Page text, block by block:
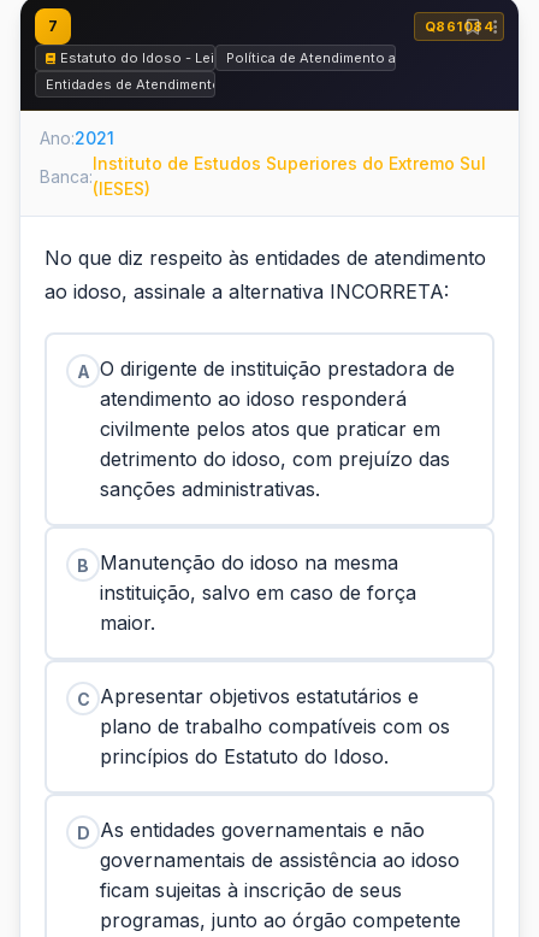
7
Q861084
Estatuto do Idoso - Lei nº 10.741 de 2003Política de Atendimento ao Idoso
Entidades de Atendimento ao Idoso
Ano:2021
Banca:
Instituto de Estudos Superiores do Extremo Sul
(IESES)
No que diz respeito às entidades de atendimento
ao idoso, assinale a alternativa INCORRETA:
A O dirigente de instituição prestadora de
atendimento ao idoso responderá
civilmente pelos atos que praticar em
detrimento do idoso, com prejuízo das
sanções administrativas.
B
Manutenção do idoso na mesma
instituição, salvo em caso de força
maior.
C Apresentar objetivos estatutários e
plano de trabalho compatíveis com os
princípios do Estatuto do Idoso.
D As entidades governamentais e não
governamentais de assistência ao idoso
ficam sujeitas à inscrição de seus
programas, junto ao órgão competente